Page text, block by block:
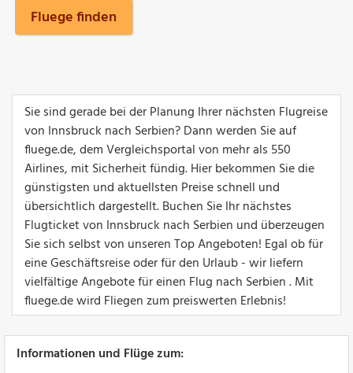
Fluege finden
Sie sind gerade bei der Planung Ihrer nächsten Flugreise
von Innsbruck nach Serbien? Dann werden Sie auf
fluege.de, dem Vergleichsportal von mehr als 550
Airlines, mit Sicherheit fündig. Hier bekommen Sie die
günstigsten und aktuellsten Preise schnell und
übersichtlich dargestellt. Buchen Sie Ihr nächstes
Flugticket von Innsbruck nach Serbien und überzeugen
Sie sich selbst von unseren Top Angeboten! Egal ob für
eine Geschäftsreise oder für den Urlaub - wir liefern
vielfältige Angebote für einen Flug nach Serbien . Mit
fluege.de wird Fliegen zum preiswerten Erlebnis!
Informationen und Flüge zum: